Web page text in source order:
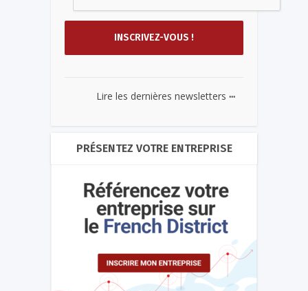
Lire les dernières newsletters ...
PRÉSENTEZ VOTRE ENTREPRISE